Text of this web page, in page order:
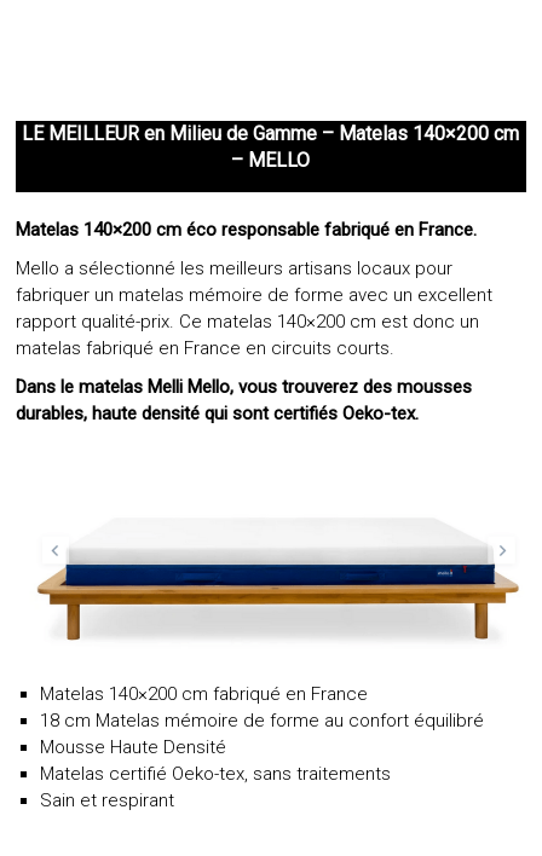
LE MEILLEURen Milieu de Gamme – Matelas 140×200 cm
– MELLO
Matelas 140×200 cm éco responsable fabriqué en France.
Mello a sélectionné les meilleurs artisans locaux pour
fabriquer un matelas mémoire de forme avec un excellent
rapport qualité-prix. Ce matelas 140×200 cm est donc un
matelas fabriqué en France en circuits courts.
Dans le matelas Melli Mello, vous trouverez des mousses
durables, haute densité qui sont certifiés Oeko-tex.
Matelas 140×200 cm fabriqué en France
18 cm Matelas mémoire de forme au confort équilibré
Mousse Haute Densité
Matelas certifié Oeko-tex, sans traitements
Sain et respirant